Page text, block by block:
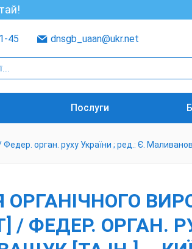
45 dnsgb_uaan@ukr.net
Послуги
орган. руху України ; ред.: Є.
/ ФЕДЕР. ОРГАН.